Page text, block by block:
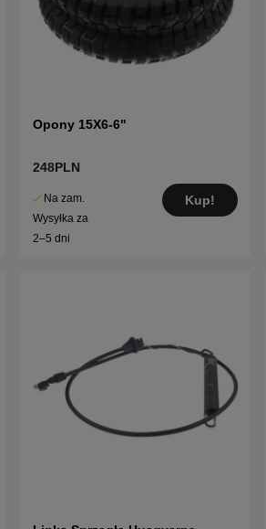
Opony 15X6-6"
248PLN
Na zam.
Wysyłka za
2–5 dni
Kup!